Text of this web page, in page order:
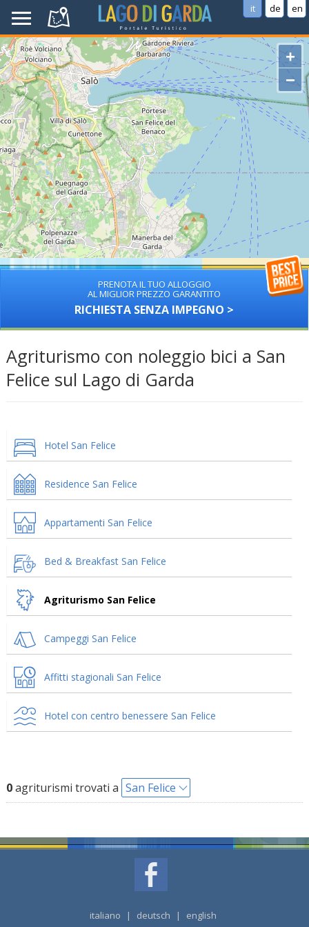
it de en
+
−
PRENOTA IL TUO ALLOGGIO
AL MIGLIOR PREZZO GARANTITO
RICHIESTA SENZA IMPEGNO >
Agriturismo con noleggio bici a San
Felice sul Lago di Garda
Hotel San Felice
Residence San Felice
Appartamenti San Felice
Bed & Breakfast San Felice
Agriturismo San Felice
Campeggi San Felice
Affitti stagionali San Felice
Hotel con centro benessere San Felice
0agriturismi trovati a San Felice
italiano | deutsch | english